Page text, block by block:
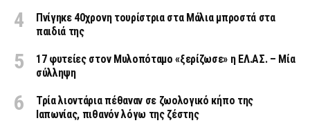
Πνίγηκε 40χρονη τουρίστρια στα Μάλια μπροστά στα
παιδιά της
17 φυτείες στον Μυλοπόταμο «ξερίζωσε» η ΕΛ.ΑΣ. – Μία
σύλληψη
Τρία λιοντάρια πέθαναν σε ζωολογικό κήπο της
Ιαπωνίας, πιθανόν λόγω της ζέστης